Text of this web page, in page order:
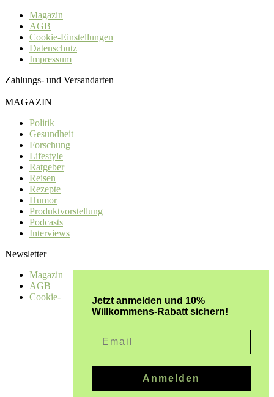
Magazin
AGB
Cookie-Einstellungen
Datenschutz
Impressum
Zahlungs- und Versandarten
MAGAZIN
Politik
Gesundheit
Forschung
Lifestyle
Ratgeber
Reisen
Rezepte
Humor
Produktvorstellung
Podcasts
Interviews
Newsletter
Jetzt anmelden und 10%
Willkommens-Rabatt sichern!
Anmelden
Magazin
AGB
Cookie-